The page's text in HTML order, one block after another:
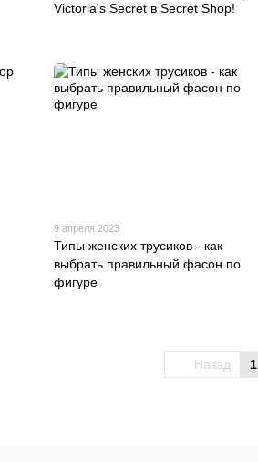
Victoria's Secret в Secret Shop!
9 апреля 2023
Типы женских трусиков - как
выбрать правильный фасон по
фигуре
Назад 1